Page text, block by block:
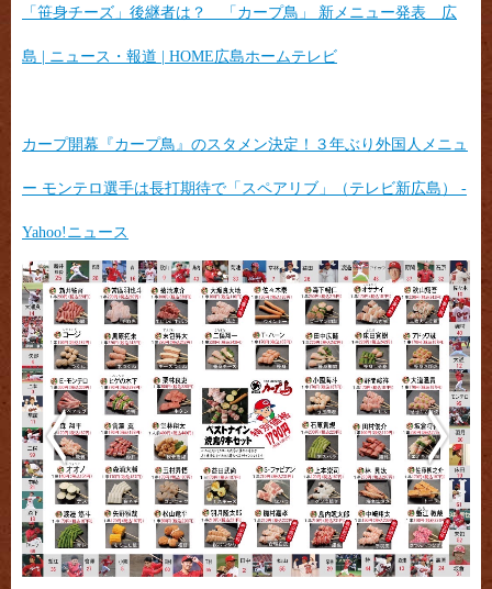
「笹身チーズ」後継者は？ 「カープ鳥」 新メニュー発表 広
島 | ニュース・報道 | HOME広島ホームテレビ
カープ開幕『カープ鳥』のスタメン決定！３年ぶり外国人メニュ
ー モンテロ選手は長打期待で「スペアリブ」（テレビ新広島） -
Yahoo!ニュース